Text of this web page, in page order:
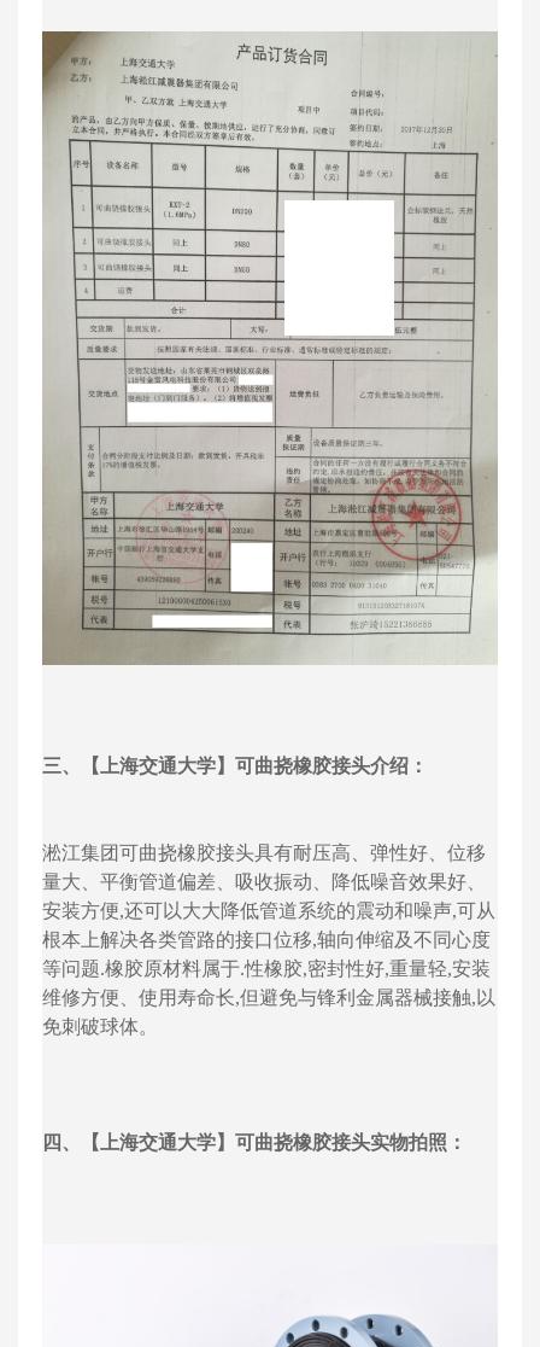
三、【上海交通大学】可曲挠橡胶接头介绍：
淞江集团可曲挠橡胶接头具有耐压高、弹性好、位移
量大、平衡管道偏差、吸收振动、降低噪音效果好、
安装方便,还可以大大降低管道系统的震动和噪声,可从
根本上解决各类管路的接口位移,轴向伸缩及不同心度
等问题.橡胶原材料属于.性橡胶,密封性好,重量轻,安装
维修方便、使用寿命长,但避免与锋利金属器械接触,以
免刺破球体。
四、【上海交通大学】可曲挠橡胶接头实物拍照：